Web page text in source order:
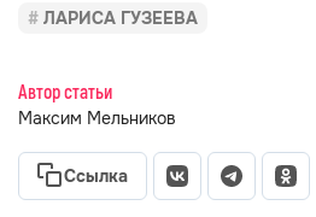
ЛАРИСА ГУЗЕЕВА
Автор статьи
Максим Мельников
Ссылка